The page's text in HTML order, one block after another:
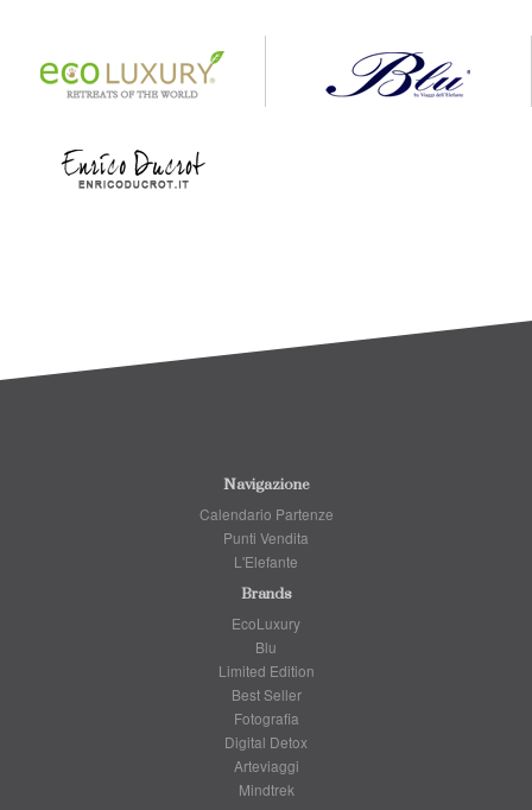
Navigazione
Calendario Partenze
Punti Vendita
L'Elefante
Brands
EcoLuxury
Blu
Limited Edition
Best Seller
Fotografia
Digital Detox
Arteviaggi
Mindtrek